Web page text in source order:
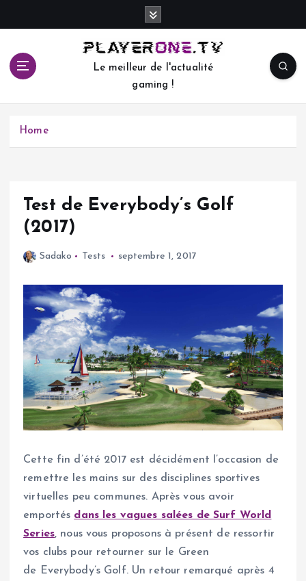
c
Le meilleur de l'actualité
gaming !
Home
Test de Everybody’s Golf
(2017)
Sadako Tests septembre 1, 2017
Cette fin d’été 2017 est décidément l’occasion de
remettre les mains sur des disciplines sportives
virtuelles peu communes. Après vous avoir
emportés dans les vagues salées de Surf World
Series, nous vous proposons à présent de ressortir
vos clubs pour retourner sur le Green
de Everybody’s Golf. Un retour remarqué après 4